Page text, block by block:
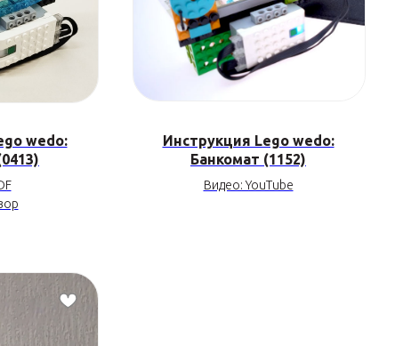
wedo:
Инструкция Lego wedo:
Банкомат (1152)
Видео: YouTube